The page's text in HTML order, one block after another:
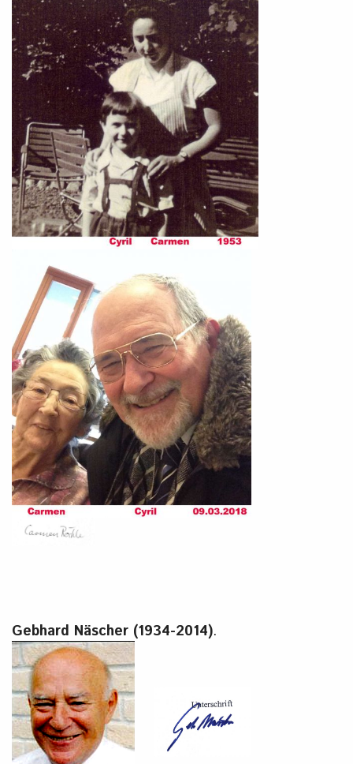
Gebhard Näscher (1934-2014).